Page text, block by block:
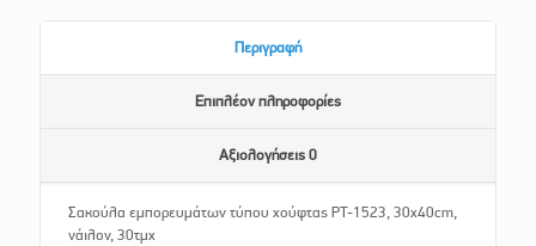
Περιγραφή
Επιπλέον πληροφορίες
Αξιολογήσεις 0
Σακούλα εμπορευμάτων τύπου χούφτας PT-1523, 30x40cm,
νάιλον, 30τμχ